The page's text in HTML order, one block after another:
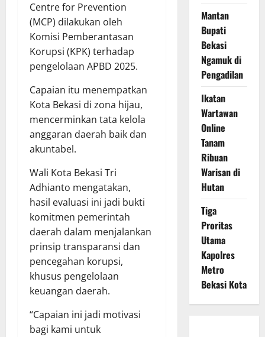
Centre for Prevention
(MCP) dilakukan oleh
Komisi Pemberantasan
Korupsi (KPK) terhadap
pengelolaan APBD 2025.
Capaian itu menempatkan
Kota Bekasi di zona hijau,
mencerminkan tata kelola
anggaran daerah baik dan
akuntabel.
Wali Kota Bekasi Tri
Adhianto mengatakan,
hasil evaluasi ini jadi bukti
komitmen pemerintah
daerah dalam menjalankan
prinsip transparansi dan
pencegahan korupsi,
khusus pengelolaan
keuangan daerah.
“Capaian ini jadi motivasi
bagi kami untuk
Mantan
Bupati
Bekasi
Ngamuk di
Pengadilan
Ikatan
Wartawan
Online
Tanam
Ribuan
Warisan di
Hutan
Tiga
Proritas
Utama
Kapolres
Metro
Bekasi Kota